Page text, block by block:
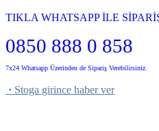
TIKLA WHATSAPP İLE
0850 888 0 858
7x24 Whatsapp Üzerinden de Sipariş Verebilirsiniz.
· Stoga girince haber ver